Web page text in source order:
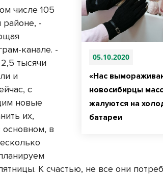
05.10.2020
«Нас
новосибирцы
жалуются на
батареи
числе 105
-
канале. -
тысячи
и
с
новые
их,
в
К счастью, не все они